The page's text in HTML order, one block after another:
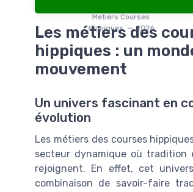
Metiers Courses
Hippiques — 2026
Les métiers des
hippiques : un
mouvement
Un univers fascinant en
évolution
Les métiers des courses
secteur dynamique où tradition
rejoignent. En effet, cet
combinaison de savoir-faire